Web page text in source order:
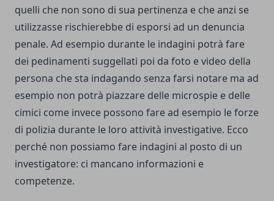
quelli che non sono di sua pertinenza e che anzi se
utilizzasse rischierebbe di esporsi ad un denuncia
penale. Ad esempio durante le indagini potrà fare
dei pedinamenti suggellati poi da foto e video della
persona che sta indagando senza farsi notare ma ad
esempio non potrà piazzare delle microspie e delle
cimici come invece possono fare ad esempio le forze
di polizia durante le loro attività investigative. Ecco
perché non possiamo fare indagini al posto di un
investigatore: ci mancano informazioni e
competenze.